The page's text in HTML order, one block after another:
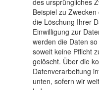
des ursprüngliches
Beispiel zu
die Löschung Ihrer
Einwilligung zur
werden die Daten
soweit keine Pflicht
gelöscht. Über die
Datenverarbeitung
unten, sofern wir